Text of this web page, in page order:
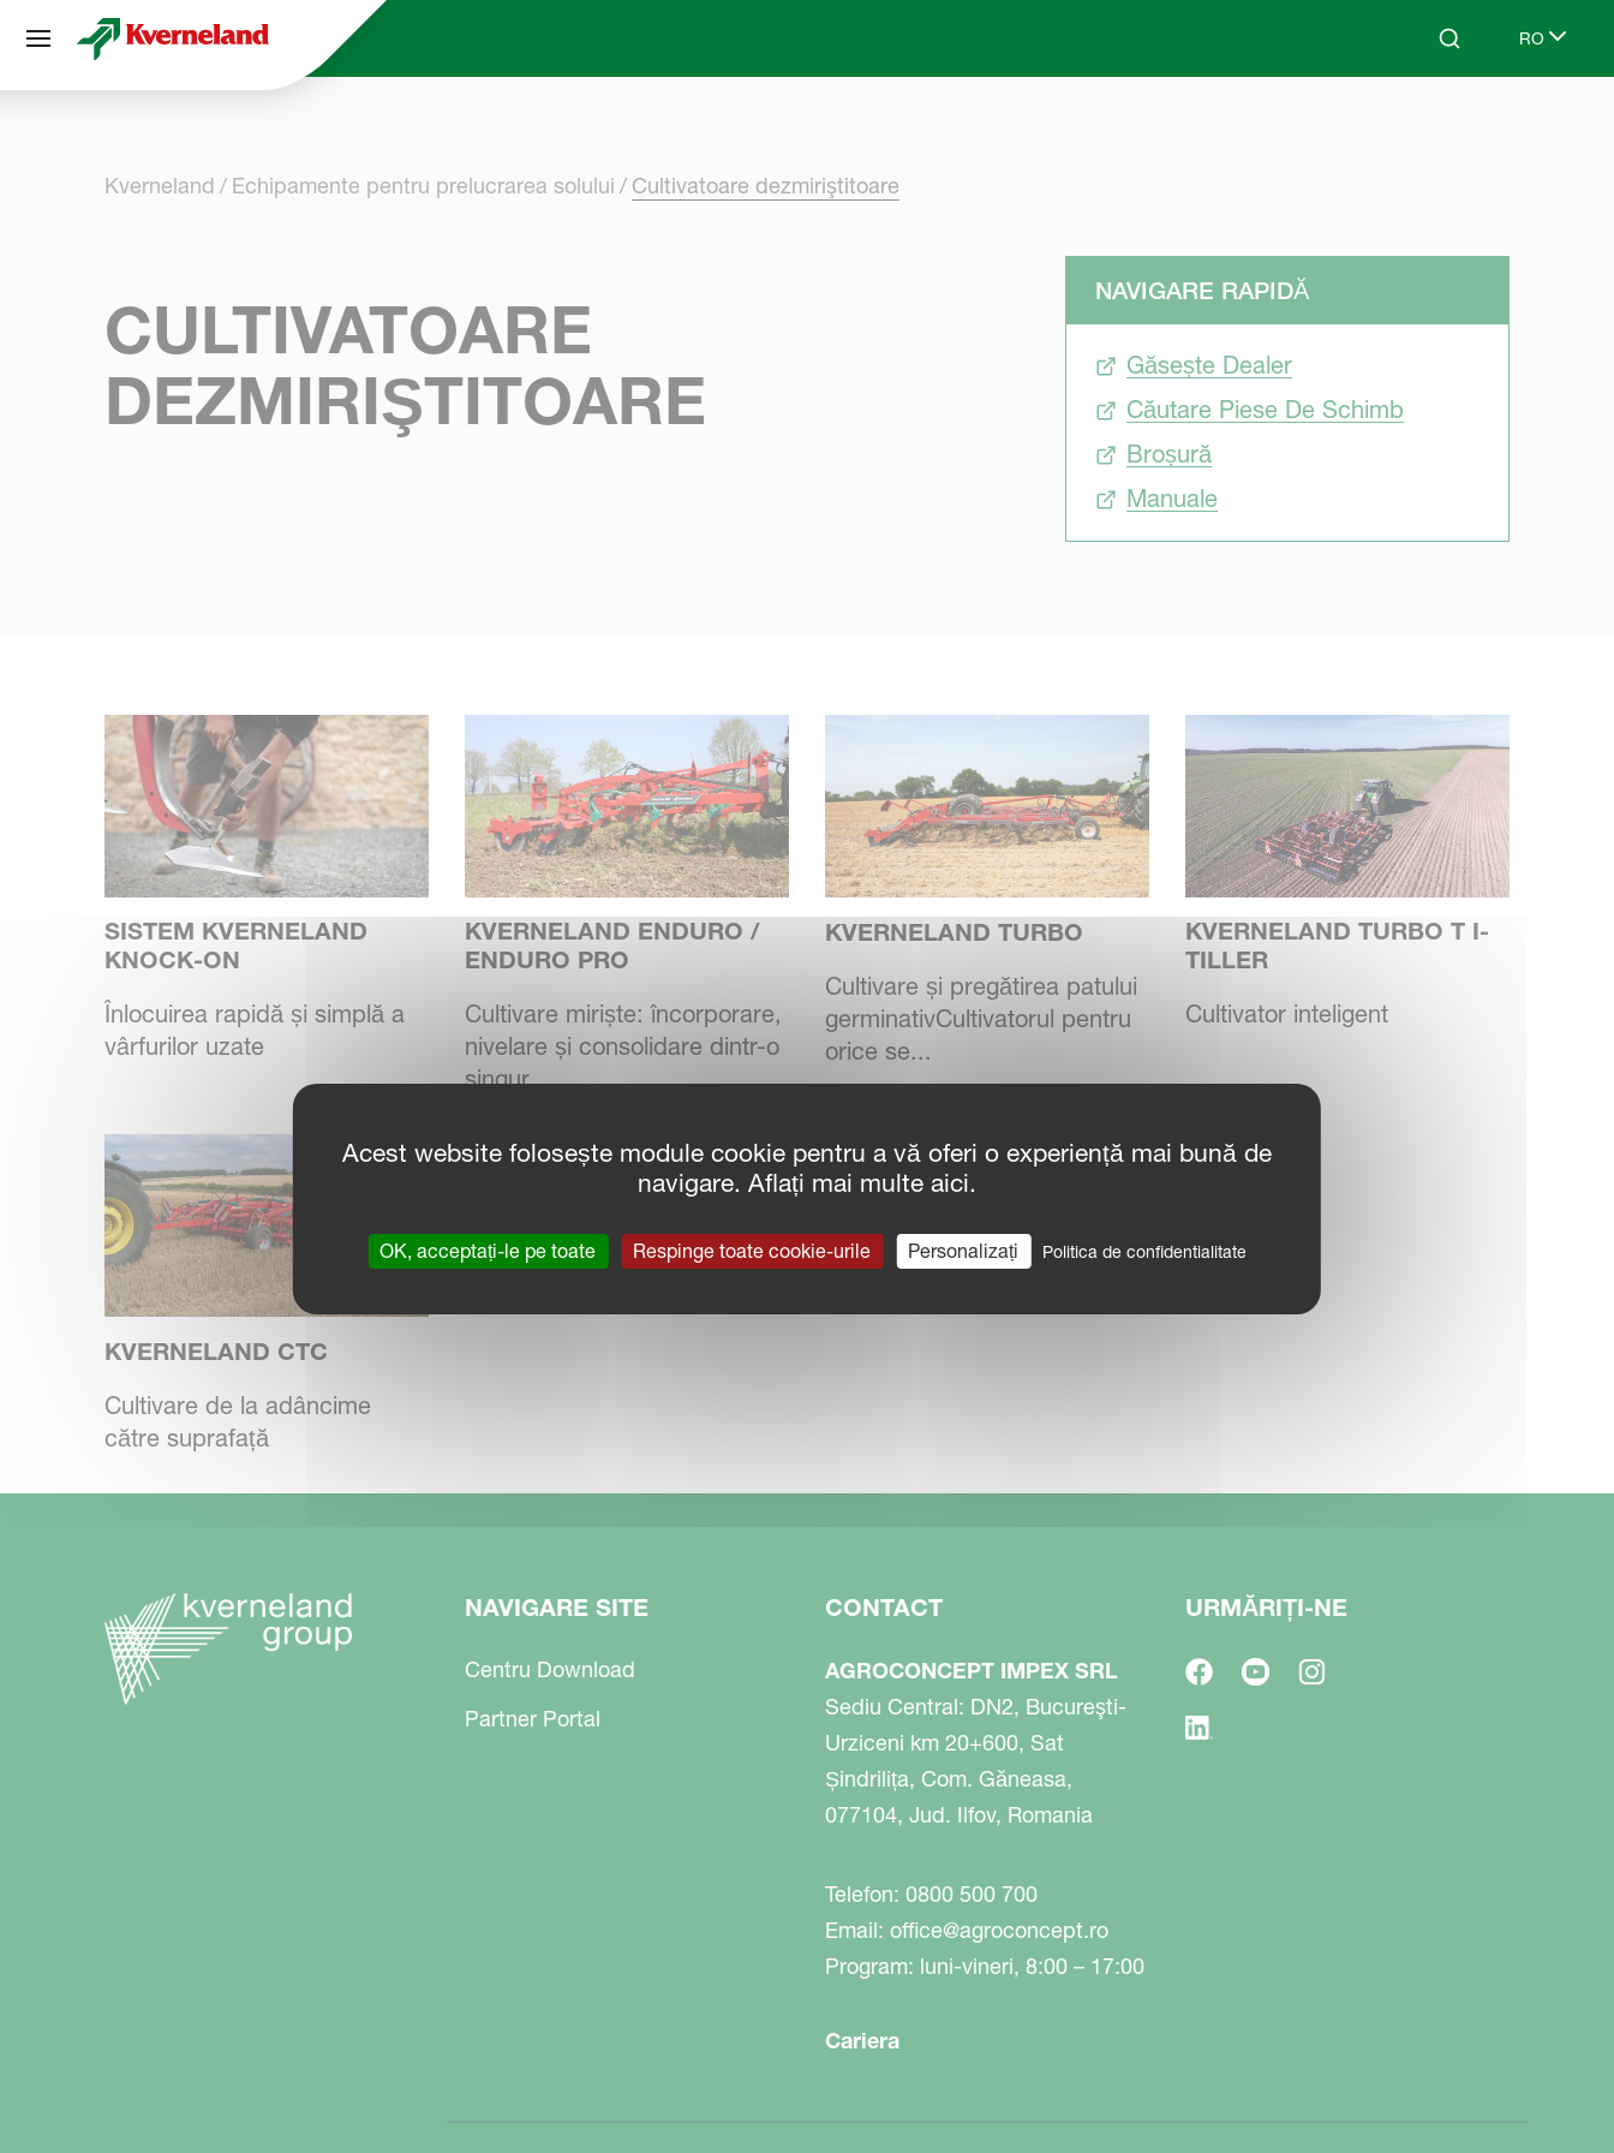
Search RO
Select
Kverneland Echipamente pentru prelucrarea solului Cultivatoare dezmiriştitoare
CULTIVATOARE
DEZMIRIŞTITOARE
NAVIGARE RAPIDĂ
Găsește Dealer
Căutare Piese De Schimb
Broșură
Manuale
SISTEM KVERNELAND
KNOCK-ON
Înlocuirea rapidă și simplă a
vârfurilor uzate
KVERNELAND ENDURO /
ENDURO PRO
Cultivare miriște: încorporare,
nivelare și consolidare dintr-o
singur...
KVERNELAND TURBO
Cultivare și pregătirea patului
germinativCultivatorul pentru
orice se...
KVERNELAND TURBO T I-
TILLER
Cultivator inteligent
KVERNELAND CTC
Cultivare de la adâncime
către suprafață
NAVIGARE SITE
Centru Download
Partner Portal
CONTACT
AGROCONCEPT IMPEX SRL
Sediu Central: DN2, Bucureşti-
Urziceni km 20+600, Sat
Șindrilița, Com. Găneasa,
077104, Jud. Ilfov, Romania
Telefon: 0800 500 700
Email: office@agroconcept.ro
Program: luni-vineri, 8:00 – 17:00
Cariera
URMĂRIȚI-NE
Panoul de gestionare a panourilor cookie
Acest website folosește module cookie pentru a vă oferi o experiență mai bună de
navigare. Aflați mai multe aici.
OK, acceptați-le pe toate Respinge toate cookie-urile Personalizați Politica de confidentialitate